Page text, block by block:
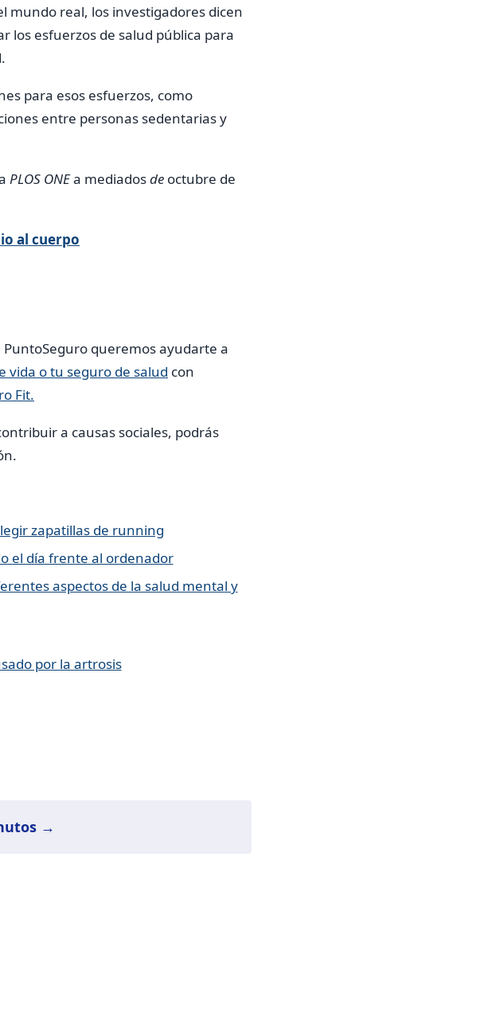
mundo real, los investigadores dicen
los esfuerzos de salud pública para
para esos esfuerzos, como
entre personas sedentarias y
PLOS ONEa mediadosde octubre de
al cuerpo
queremos ayudarte a
vida o tu seguro de salud con
Fit.
a causas sociales, podrás
zapatillas de running
el día frente al ordenador
aspectos de la salud mental y
por la artrosis
→